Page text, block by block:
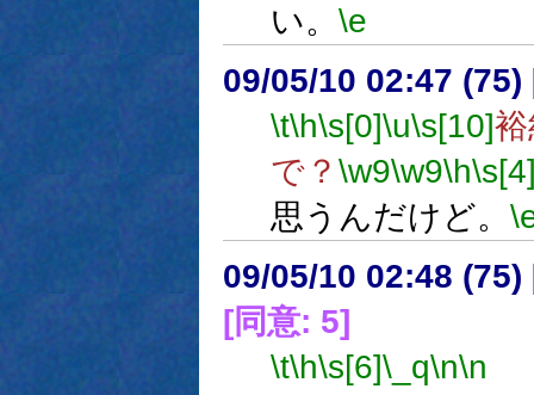
い。 \e
09/05/10 02:47 (75)
\t\h\s[0]\u\s[10]
で？ \w9\w9\h
思うんだけど。
09/05/10 02:48 (75)
[同意: 5]
\t\h\s[6]\_q\n\n